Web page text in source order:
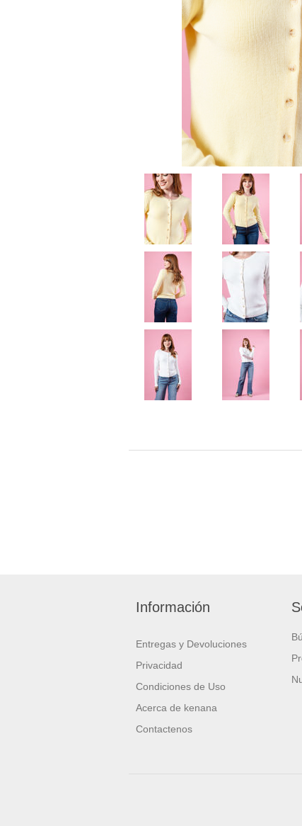
Información
Entregas y Devoluciones
Privacidad
Condiciones de Uso
Acerca de kenana
Contactenos